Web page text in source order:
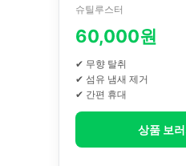
슈틸루스터
60,000원
✔ 무향 탈취
✔ 섬유 냄새 제거
✔ 간편 휴대
상품 보